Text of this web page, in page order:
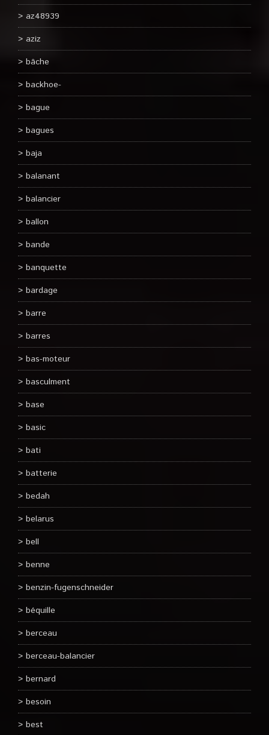
az48939
aziz
bâche
backhoe-
bague
bagues
baja
balanant
balancier
ballon
bande
banquette
bardage
barre
barres
bas-moteur
basculment
base
basic
bati
batterie
bedah
belarus
bell
benne
benzin-fugenschneider
béquille
berceau
berceau-balancier
bernard
besoin
best